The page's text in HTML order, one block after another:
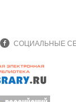
СОЦИАЛЬНЫЕ